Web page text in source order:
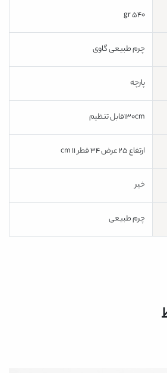
540 gr
چرم طبیعی گاوی
پارچه
130cmقابل تنظیم
ارتفاع 25 عرض 34 قطر 11 cm
خیر
چرم طبیعی